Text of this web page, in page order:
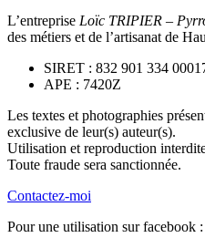
L’entreprise Loïc TRIPIER –
des métiers et de l’artisanat de
SIRET : 832 901 334
APE : 7420Z
Les textes et photographies
exclusive de leur(s) auteur(s).
Utilisation et reproduction
Toute fraude sera sanctionnée.
Contactez-moi
Pour une utilisation sur facebook